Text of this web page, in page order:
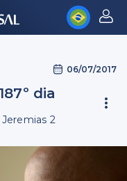
06/07/2017
dia
2